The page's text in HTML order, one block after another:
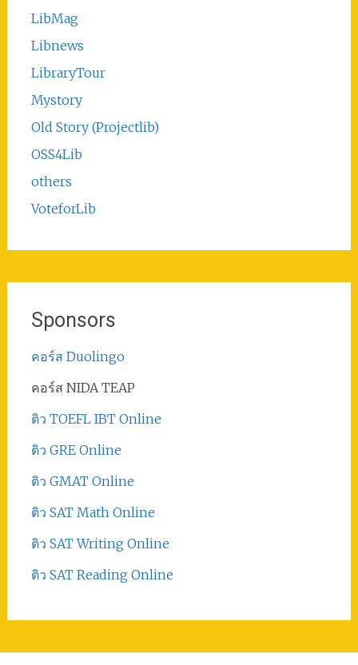
LibMag
Libnews
LibraryTour
Mystory
Old Story (Projectlib)
OSS4Lib
others
VoteforLib
Sponsors
คอร์ส Duolingo
คอร์ส NIDA TEAP
ติว TOEFL IBT Online
ติว GRE Online
ติว GMAT Online
ติว SAT Math Online
ติว SAT Writing Online
ติว SAT Reading Online